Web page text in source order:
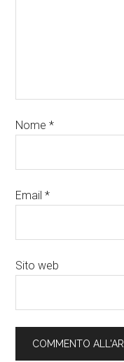
Nome*
Email*
Sito web